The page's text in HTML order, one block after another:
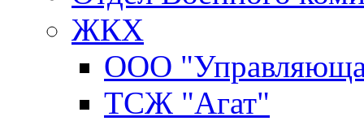
ЖКХ
ООО
ТСЖ "Агат"